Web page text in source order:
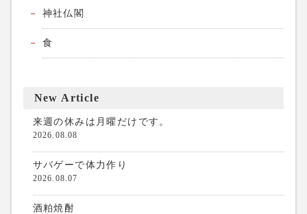
神社仏閣
食
New Article
来週の休みは月曜だけです。
2026.08.08
サバゲーで体力作り
2026.08.07
酒粕焼酎